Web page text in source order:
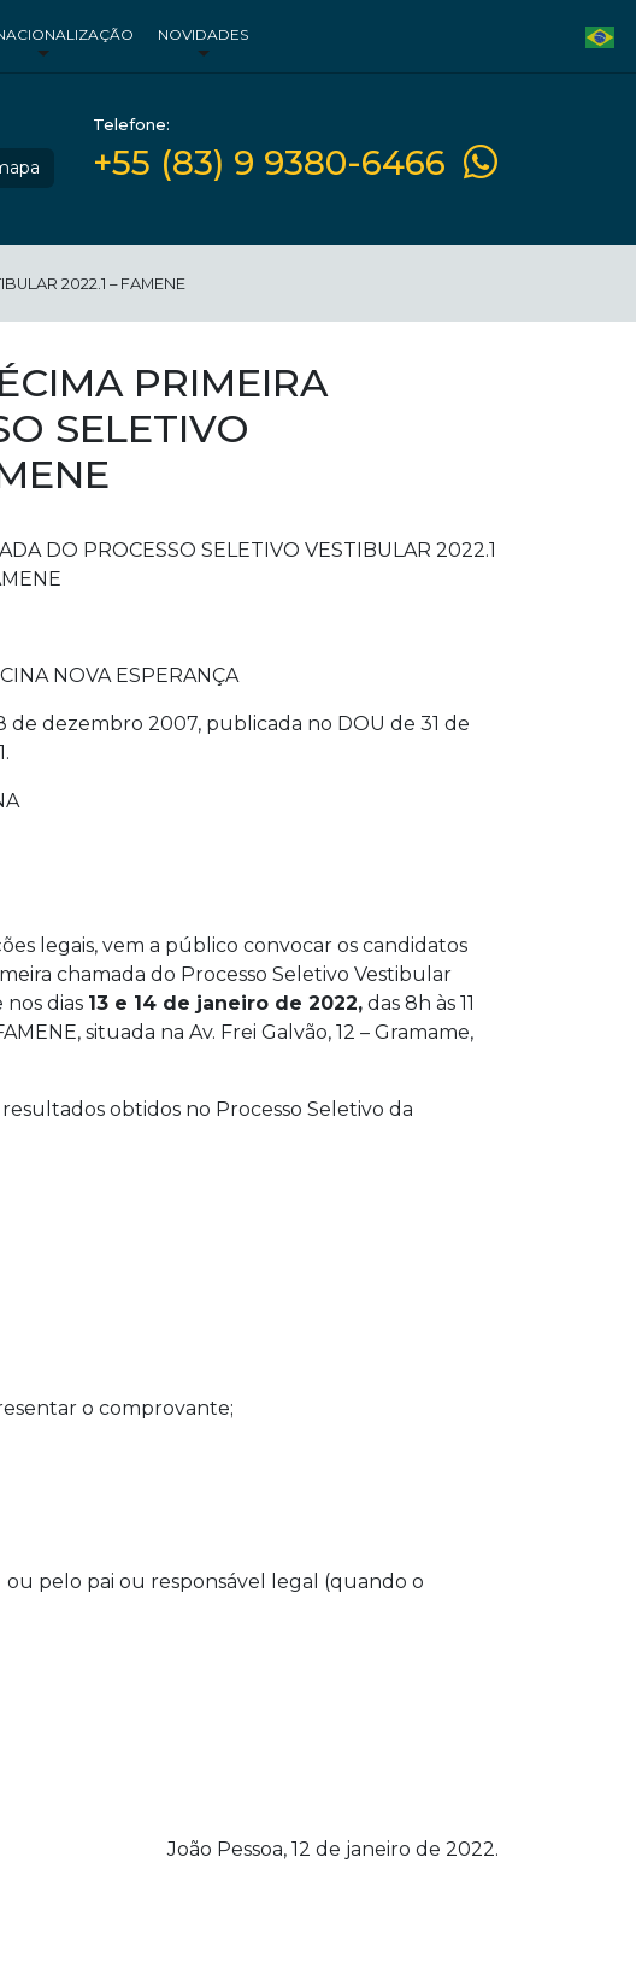
NOVIDADES
Telefone:
+55 (83) 9 9380-6466
2022.1 – FAMENE
PRIMEIRA
SELETIVO
DO PROCESSO SELETIVO VESTIBULAR 2022.1
NOVA ESPERANÇA
de dezembro 2007, publicada no DOU de 31 de
legais, vem a público convocar os candidatos
chamada do Processo Seletivo Vestibular
dias 13 e 14 de janeiro de 2022, das 8h às 11
situada na Av. Frei Galvão, 12 – Gramame,
obtidos no Processo Seletivo da
o comprovante;
pelo pai ou responsável legal (quando o
João Pessoa, 12 de janeiro de 2022.